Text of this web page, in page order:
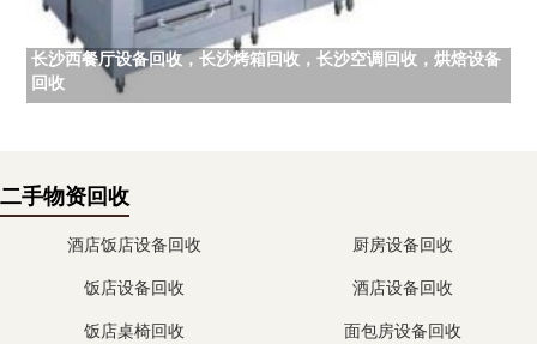
长沙西餐厅设备回收，长沙烤箱回收，长沙空调回收，烘焙设备
回收
二手物资回收
酒店饭店设备回收 厨房设备回收
饭店设备回收 酒店设备回收
饭店桌椅回收 面包房设备回收